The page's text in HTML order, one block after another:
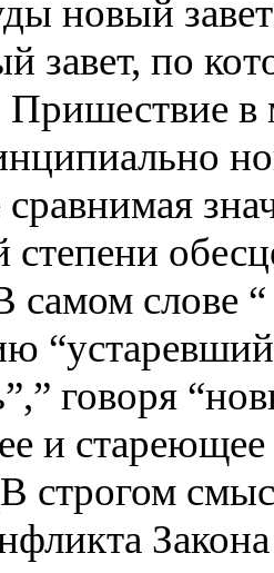
новый
завет, по
в
степени
самом слове
говоря
и
строгом